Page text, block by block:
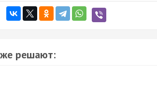
решают: